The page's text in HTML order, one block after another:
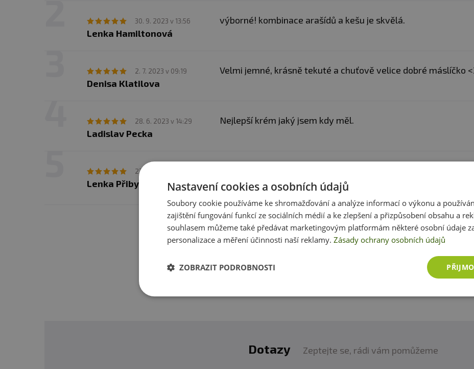
Upozornění pro alergiky:
30. 9. 2023 v 13:56
Lenka Hamiltonová
výborné! kombinace arašídů a kešu je skvělá.
2. 7. 2023 v 09:19
Denisa Klatilova
Velmi jemné, krásně tekuté a chuťově velice dobré máslíčko
28. 6. 2023 v 14:29
Ladislav Pecka
Nejlepší krém jaký jsem kdy měl.
23. 3. 2023 v 14:13
Lenka Přibylová
Výborné a luxusně tekuté máslo. Na mne méně sladké ale
detail.
Máte s produktem zkušenost? Napište recenzi a pomozte tak
zákazníkům s rozhodováním. Děkujeme :-)
Dotazy Zeptejte se, rádi vám pomůžeme
Nastavení cookies a osobních údajů
Soubory cookie používáme ke shromažďování a analýze informací o výkonu a
zajištění fungování funkcí ze sociálních médií a ke zlepšení a přizpůsobení obsahu a
souhlasem můžeme také předávat marketingovým platformám některé osobní údaje
personalizace a měření účinnosti naší reklamy. Zásady ochrany osobních údajů
ZOBRAZIT PODROBNOSTI